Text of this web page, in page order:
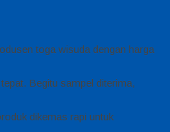
toga wisuda dengan harga
Begitu sampel diterima,
dikemas rapi untuk